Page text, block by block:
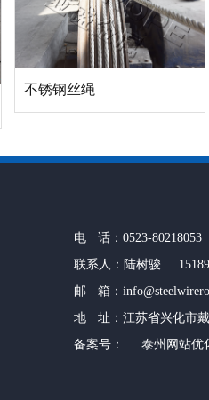
不锈钢丝绳
电 话：0523-80218053
联系人：陆树骏
邮 箱：
地 址：江苏省兴化市
备案号：
泰州网站优